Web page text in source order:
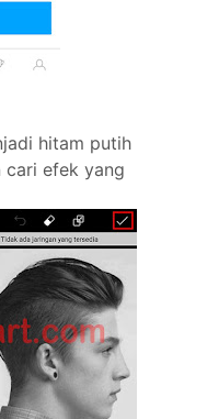
hitam putih
cari efek yang